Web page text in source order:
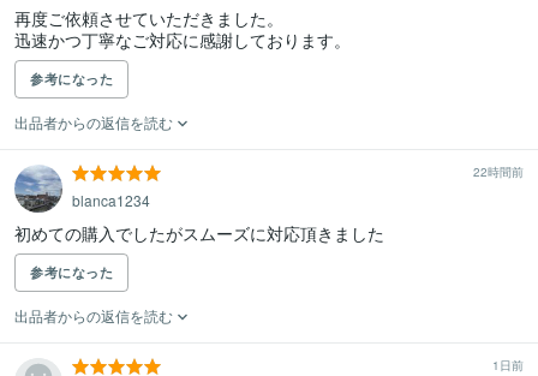
再度ご依頼させていただきました。
迅速かつ丁寧なご対応に感謝しております。
参考になった
出品者からの返信を読む
22時間前
blanca1234
初めての購入でしたがスムーズに対応頂きました
参考になった
出品者からの返信を読む
1日前